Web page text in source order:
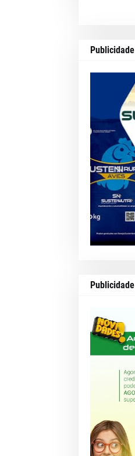
Publicidade
Publicidade